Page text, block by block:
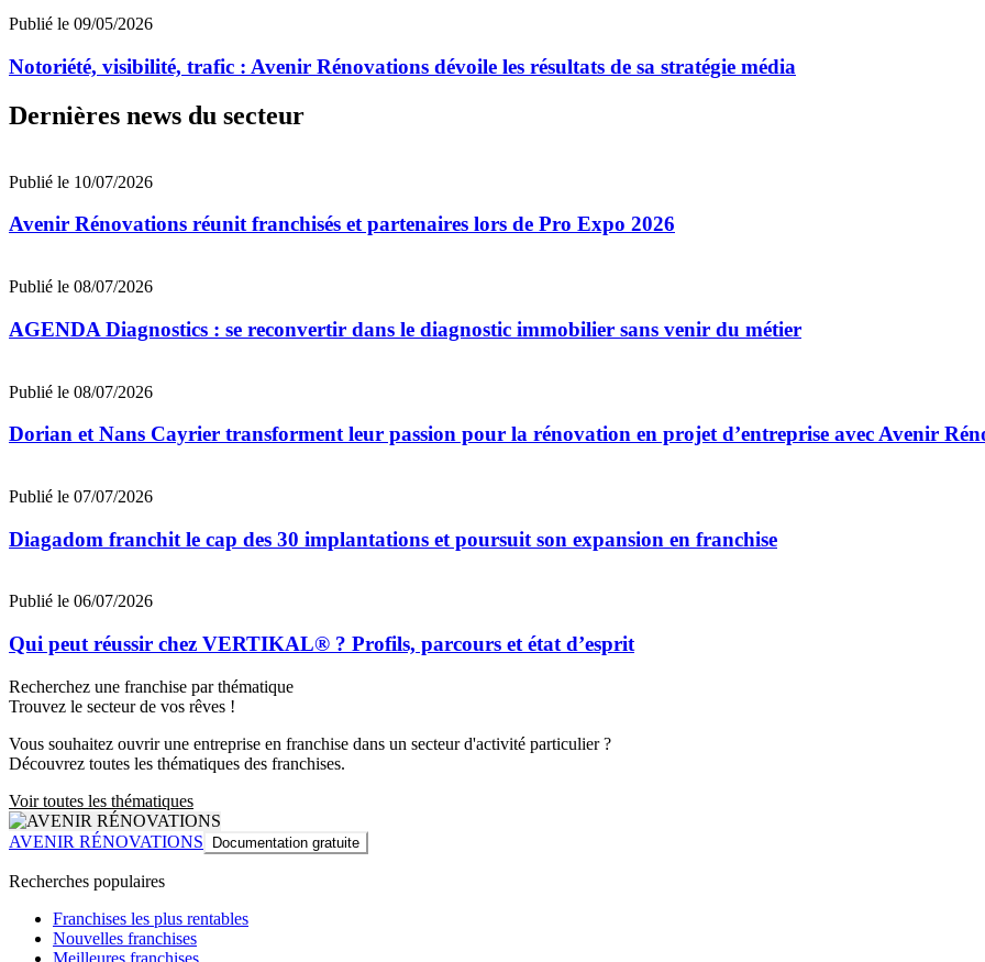
Publié le 09/05/2026
Notoriété, visibilité, trafic : Avenir Rénovations dévoile les résultats de sa stratégie média
Dernières news du secteur
Publié le 10/07/2026
Avenir Rénovations réunit franchisés et partenaires lors de Pro Expo 2026
Publié le 08/07/2026
AGENDA Diagnostics : se reconvertir dans le diagnostic immobilier sans venir du métier
Publié le 08/07/2026
Dorian et Nans Cayrier transforment leur passion pour la rénovation en projet d’entreprise avec Avenir
Publié le 07/07/2026
Diagadom franchit le cap des 30 implantations et poursuit son expansion en franchise
Publié le 06/07/2026
Qui peut réussir chez VERTIKAL® ? Profils, parcours et état d’esprit
Recherchez une franchise par thématique
Trouvez le secteur de vos rêves !
Vous souhaitez ouvrir une entreprise en franchise dans un secteur d'activité particulier ?
Découvrez toutes les thématiques des franchises.
Voir toutes les thématiques
AVENIR RÉNOVATIONS Documentation gratuite
Recherches populaires
Franchises les plus rentables
Nouvelles franchises
Meilleures franchises